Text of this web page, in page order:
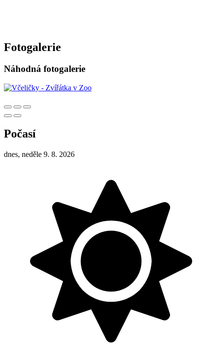
Fotogalerie
Náhodná fotogalerie
Počasí
dnes, neděle 9. 8. 2026